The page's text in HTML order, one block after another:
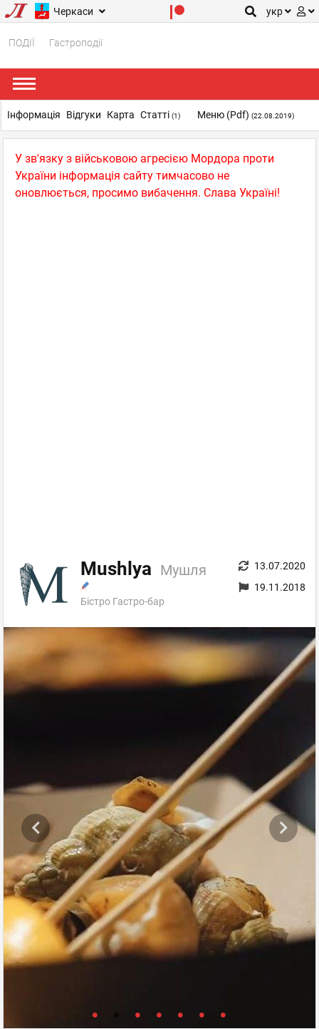
Черкаси укр
ПОДІЇ Гастроподії
У зв'язку з військовою агресією Мордора проти
України інформація сайту тимчасово не
оновлюється, просимо вибачення. Слава Україні!
Mushlya Мушля
Бістро Гастро-бар
13.07.2020
19.11.2018
Інформація Відгуки Карта Статті (1) Меню (pdf) (22.08.2019)